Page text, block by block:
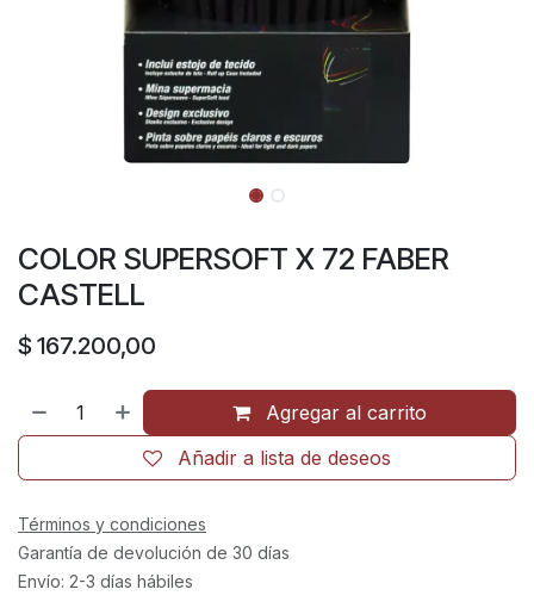
COLOR SUPERSOFT X 72 FABER
CASTELL
$ 167.200,00
Agregar al carrito
Añadir a lista de deseos
Términos y condiciones
Garantía de devolución de 30 días
Envío: 2-3 días hábiles